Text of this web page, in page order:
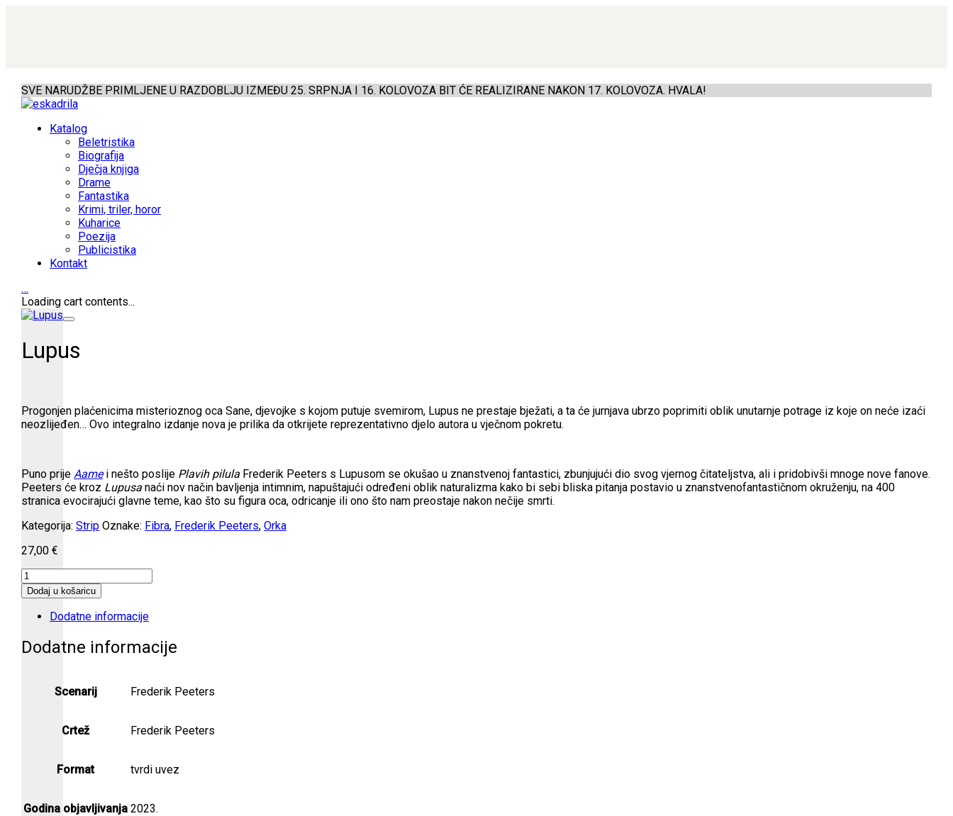
SVE NARUDŽBE PRIMLJENE U RAZDOBLJU IZMEĐU 25. SRPNJA I 16. KOLOVOZA BIT ĆE REALIZIRANE NAKON 17. KOLOVOZA. HVALA!
Katalog
Beletristika
Biografija
Dječja knjiga
Drame
Fantastika
Krimi, triler, horor
Kuharice
Poezija
Publicistika
Kontakt
…
Loading cart contents...
Lupus
Progonjen plaćenicima misterioznog oca Sane, djevojke s kojom putuje svemirom, Lupus ne prestaje bježati, a ta će jurnjava ubrzo poprimiti oblik unutarnje potrage iz koje on neće izaći
neozlijeđen… Ovo integralno izdanje nova je prilika da otkrijete reprezentativno djelo autora u vječnom pokretu.
Puno prije Aamei nešto poslije Plavih pilula Frederik Peeters s Lupusom se okušao u znanstvenoj fantastici, zbunjujući dio svog vjernog čitateljstva, ali i pridobivši mnoge nove fanove.
Peeters će kroz Lupusa naći nov način bavljenja intimnim, napuštajući određeni oblik naturalizma kako bi sebi bliska pitanja postavio u znanstvenofantastičnom okruženju, na 400
stranica evocirajući glavne teme, kao što su figura oca, odricanje ili ono što nam preostaje nakon nečije smrti.
Kategorija: Strip Oznake: Fibra, Frederik Peeters, Orka
27,00 €
Lupus
količina
Dodaj u košaricu
Dodatne informacije
Dodatne informacije
Scenarij Frederik Peeters
Crtež Frederik Peeters
Format tvrdi uvez
Godina objavljivanja 2023.